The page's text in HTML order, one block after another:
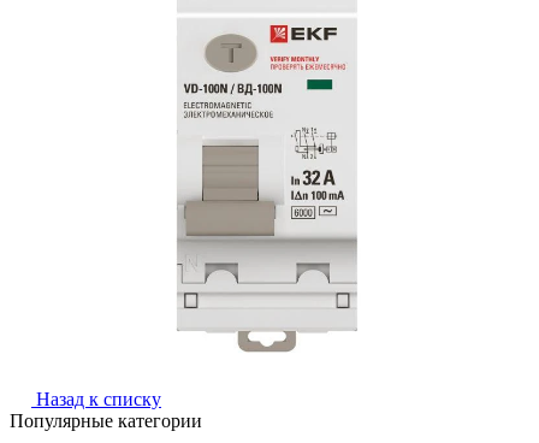
Назад к списку
Популярные категории